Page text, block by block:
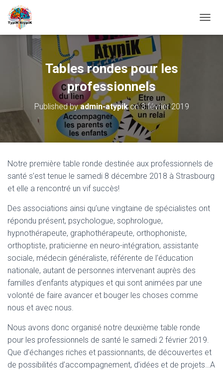
U
N
A
Tables rondes pour les
professionnels
Published byadmin-atypikon3 février 2019
Notre première table ronde destinée aux professionnels de
santé s’est tenue le samedi 8 décembre 2018 à Strasbourg
et elle a rencontré un vif succès!
Des associations ainsi qu’une vingtaine de spécialistes ont
répondu présent, psychologue, sophrologue,
hypnothérapeute, graphothérapeute, orthophoniste,
orthoptiste, praticienne en neuro-intégration, assistante
sociale, médecin généraliste, référente de l’éducation
nationale, autant de personnes intervenant auprès des
familles d’enfants atypiques et qui sont animées par une
volonté de faire avancer et bouger les choses comme
nous et avec nous.
Nous avons donc organisé notre deuxième table ronde
pour les professionnels de santé le samedi 2 février 2019.
Que d’échanges riches et passionnants, de découvertes et
de possibilités d’accompagnement, d’idées et de projets…A